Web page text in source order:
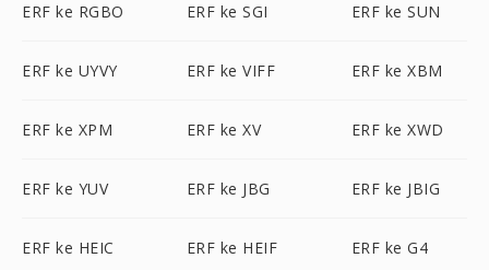
ERF ke RGBO ERF ke SGI ERF ke SUN
ERF ke UYVY ERF ke VIFF ERF ke XBM
ERF ke XPM ERF ke XV ERF ke XWD
ERF ke YUV ERF ke JBG ERF ke JBIG
ERF ke HEIC ERF ke HEIF ERF ke G4